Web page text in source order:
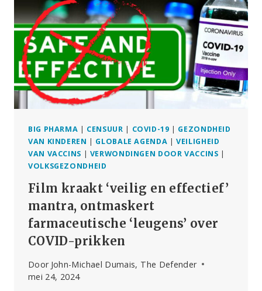
VERKEERDE
VOORSTELLING
VAN
–
HAAR
EIGEN
GEGEVENS
OVER
COVID
BIG PHARMA | CENSUUR | COVID-19 | GEZONDHEID
VAN KINDEREN | GLOBALE AGENDA |VEILIGHEID
VAN VACCINS | VERWONDINGEN DOOR VACCINS |
VOLKSGEZONDHEID
Film kraakt ‘veilig en effectief’
mantra, ontmaskert
farmaceutische ‘leugens’ over
COVID-prikken
Door John-Michael Dumais, The Defender
mei 24, 2024